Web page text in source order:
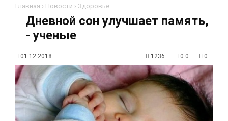
Главная › Новости › Здоровье
Дневной сон улучшает память,
- ученые
01.12.2018 1236 0.0 0